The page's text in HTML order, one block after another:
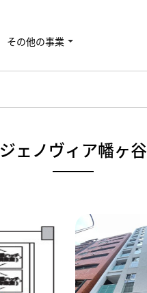
その他の事業
ジェノヴィア幡ヶ谷